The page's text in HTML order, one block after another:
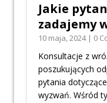
Jakie
zadajemy
10 maja, 2024 | 0
Konsultacje z
poszukujących
pytania
wyzwań. Wśród